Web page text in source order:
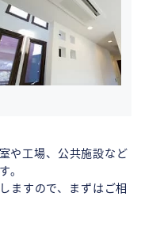
や工場、公共施設など
。
ますので、まずはご相